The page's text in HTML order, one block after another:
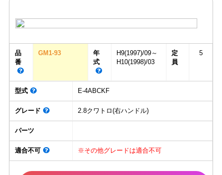
品
番
GM1-93
年
式
H9(1997)/09～
H10(1998)/03
定
員
5
型式 E-4ABCKF
グレード 2.8クワトロ(右ハンドル)
パーツ
適合不可 ※その他グレードは適合不可